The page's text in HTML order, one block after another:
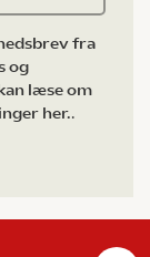
fra
og
læse om
her..